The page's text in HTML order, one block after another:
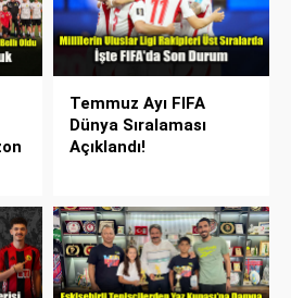
Temmuz Ayı FIFA
Dünya Sıralaması
Açıklandı!